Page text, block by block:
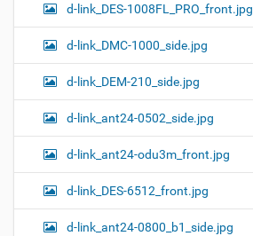
d-link_DES-1008FL_PRO_front.jpg
d-link_DMC-1000_side.jpg
d-link_DEM-210_side.jpg
d-link_ant24-0502_side.jpg
d-link_ant24-odu3m_front.jpg
d-link_DES-6512_front.jpg
d-link_ant24-0800_b1_side.jpg